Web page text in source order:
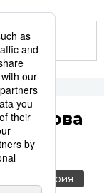
слова
история